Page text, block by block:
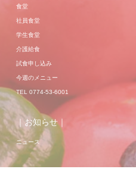
食堂
社員食堂
学生食堂
介護給食
試食申し込み
今週のメニュー
TEL 0774-53-6001
｜お知らせ｜
ニュース